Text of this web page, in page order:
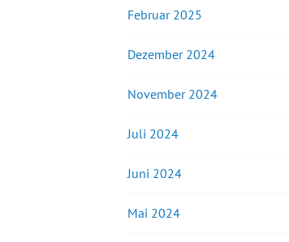
Februar 2025
Dezember 2024
November 2024
Juli 2024
Juni 2024
Mai 2024